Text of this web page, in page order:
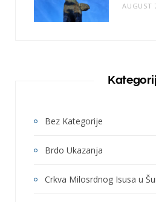
AUGUST
Bez Kategorije
Brdo Ukazanja
Crkva Milosrdnog Isusa u